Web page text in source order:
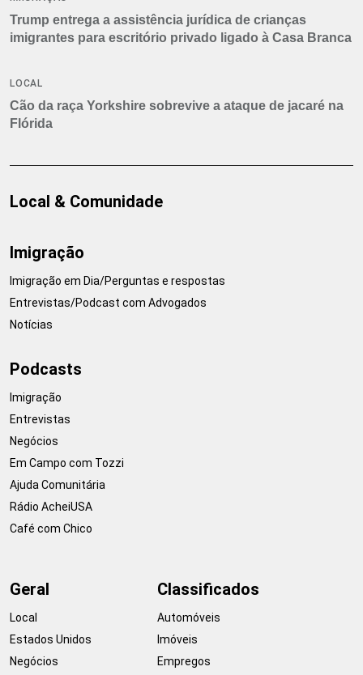
Trump entrega a assistência jurídica de crianças
imigrantes para escritório privado ligado à Casa Branca
LOCAL
Cão da raça Yorkshire sobrevive a ataque de jacaré na
Flórida
Local & Comunidade
Imigração
Imigração em Dia/Perguntas e respostas
Entrevistas/Podcast com Advogados
Notícias
Podcasts
Imigração
Entrevistas
Negócios
Em Campo com Tozzi
Ajuda Comunitária
Rádio AcheiUSA
Café com Chico
Geral
Local
Estados Unidos
Negócios
Classificados
Automóveis
Imóveis
Empregos